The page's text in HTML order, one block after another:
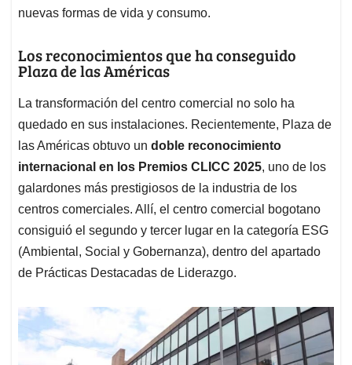
nuevas formas de vida y consumo.
Los reconocimientos que ha conseguido
Plaza de las Américas
La transformación del centro comercial no solo ha
quedado en sus instalaciones. Recientemente, Plaza de
las Américas obtuvo un doble reconocimiento
internacional en los Premios CLICC 2025, uno de los
galardones más prestigiosos de la industria de los
centros comerciales. Allí, el centro comercial bogotano
consiguió el segundo y tercer lugar en la categoría ESG
(Ambiental, Social y Gobernanza), dentro del apartado
de Prácticas Destacadas de Liderazgo.